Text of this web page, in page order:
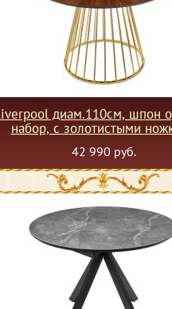
диам.110см, шпон
набор, с золотистыми
42 990 руб.